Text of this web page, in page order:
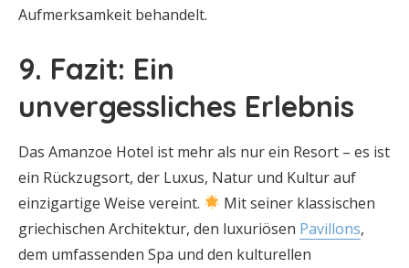
Aufmerksamkeit behandelt.
9. Fazit: Ein
unvergessliches Erlebnis
Das Amanzoe Hotel ist mehr als nur ein Resort – es ist
ein Rückzugsort, der Luxus, Natur und Kultur auf
einzigartige Weise vereint.
Mit seiner klassischen
griechischen Architektur, den luxuriösen Pavillons,
dem umfassenden Spa und den kulturellen